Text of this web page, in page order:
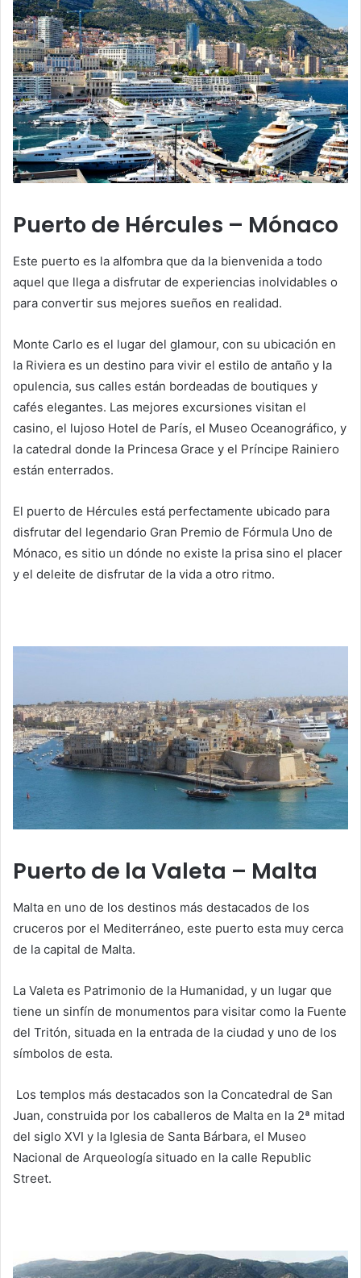
Puerto de Hércules – Mónaco
Este puerto es la alfombra que da la bienvenida a todo
aquel que llega a disfrutar de experiencias inolvidables o
para convertir sus mejores sueños en realidad.
Monte Carlo es el lugar del glamour, con su ubicación en
la Riviera es un destino para vivir el estilo de antaño y la
opulencia, sus calles están bordeadas de boutiques y
cafés elegantes. Las mejores excursiones visitan el
casino, el lujoso Hotel de París, el Museo Oceanográfico, y
la catedral donde la Princesa Grace y el Príncipe Rainiero
están enterrados.
El puerto de Hércules está perfectamente ubicado para
disfrutar del legendario Gran Premio de Fórmula Uno de
Mónaco, es sitio un dónde no existe la prisa sino el placer
y el deleite de disfrutar de la vida a otro ritmo.
Puerto de la Valeta – Malta
Malta en uno de los destinos más destacados de los
cruceros por el Mediterráneo, este puerto esta muy cerca
de la capital de Malta.
La Valeta es Patrimonio de la Humanidad, y un lugar que
tiene un sinfín de monumentos para visitar como la Fuente
del Tritón, situada en la entrada de la ciudad y uno de los
símbolos de esta.
Los templos más destacados son la Concatedral de San
Juan, construida por los caballeros de Malta en la 2ª mitad
del siglo XVI y la Iglesia de Santa Bárbara, el Museo
Nacional de Arqueología situado en la calle Republic
Street.